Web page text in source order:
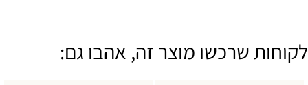
לקוחות שרכשו מוצר זה, אהבו גם: